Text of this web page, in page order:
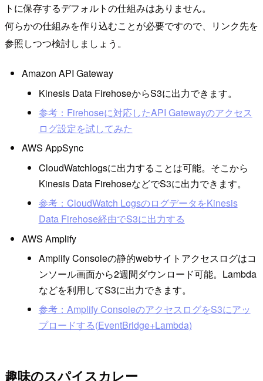
トに保存するデフォルトの仕組みはありません。
何らかの仕組みを作り込むことが必要ですので、リンク先を
参照しつつ検討しましょう。
Amazon API Gateway
Kinesis Data FirehoseからS3に出力できます。
参考：Firehoseに対応したAPI Gatewayのアクセス
ログ設定を試してみた
AWS AppSync
CloudWatchlogsに出力することは可能。そこから
Kinesis Data FirehoseなどでS3に出力できます。
参考：CloudWatch LogsのログデータをKinesis
Data Firehose経由でS3に出力する
AWS Amplify
Amplify Consoleの静的webサイトアクセスログはコ
ンソール画面から2週間ダウンロード可能。Lambda
などを利用してS3に出力できます。
参考：Amplify ConsoleのアクセスログをS3にアッ
プロードする(EventBridge+Lambda)
趣味のスパイスカレー